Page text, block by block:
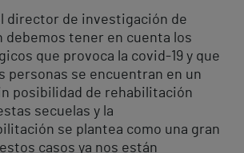
director de investigación de
debemos tener en cuenta los
que provoca la covid-19 y que
personas se encuentran en un
posibilidad de rehabilitación
secuelas y la
se plantea como una gran
casos ya nos están